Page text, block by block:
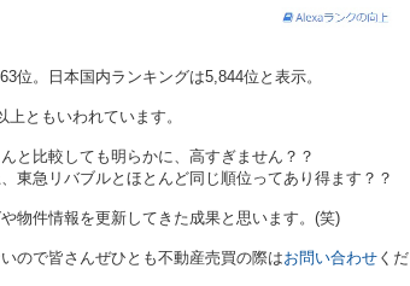
位。日本国内ランキングは5,844位と表示。
ともいわれています。
と比較しても明らかに、 高すぎません？？
東急リバブルとほとんど同じ順位ってあり得ます？？
物件情報を更新してきた成果と思います。(笑)
ので皆さんぜひとも不動産売買の際はお問い合わせ くだ